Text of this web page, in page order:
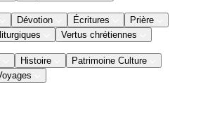
Dévotion Écritures
Prière
Vertus chrétiennes
Histoire
Patrimoine Culture